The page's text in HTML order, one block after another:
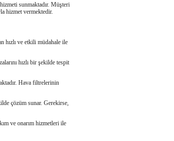
sunmaktadır. Müşteri
hizmet vermektedir.
hızlı ve etkili müdahale ile
hızlı bir şekilde tespit
Hava filtrelerinin
çözüm sunar. Gerekirse,
ve onarım hizmetleri ile